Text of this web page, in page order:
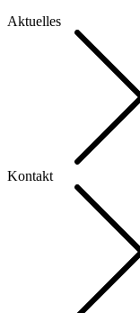
Aktuelles
Kontakt